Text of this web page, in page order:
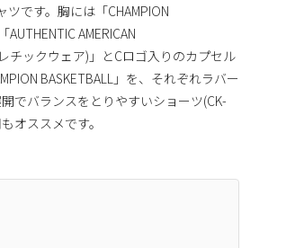
です。胸には「CHAMPION
AMERICAN
チックウェア)」とCロゴ入りのカプセル
BASKETBALL」を、それぞれラバー
でバランスをとりやすいショーツ(CK-
オススメです。